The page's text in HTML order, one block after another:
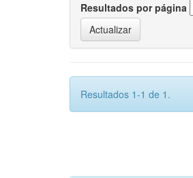
Resultados por página
Resultados 1-1 de 1.